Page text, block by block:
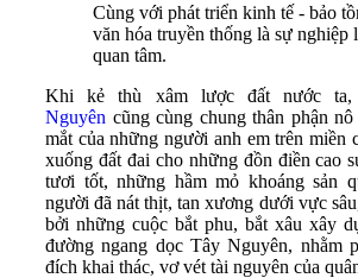
Cùng với phát triển kinh tế - bảo
văn hóa truyền thống là sự nghiệp
quan tâm.
Khi kẻ thù xâm lược đất nước ta,
Nguyên cũng cùng chung thân phận
mắt của những người anh em trên miền
xuống đất đai cho những đồn điền cao
tươi tốt, những hầm mỏ khoáng sản
người đã nát thịt, tan xương dưới vực
bởi những cuộc bắt phu, bắt xâu xây
đường ngang dọc Tây Nguyên, nhằm
đích khai thác, vơ vét tài nguyên của